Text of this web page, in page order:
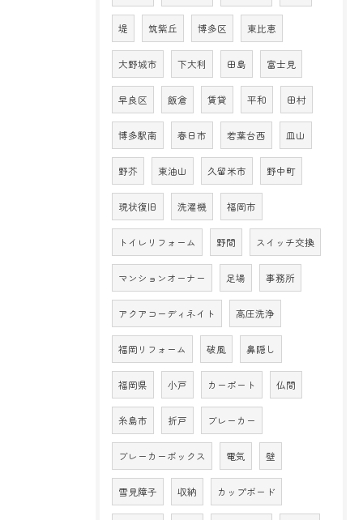
堤 筑紫丘 博多区 東比恵
大野城市 下大利 田島 富士見
早良区 飯倉 賃貸 平和 田村
博多駅南 春日市 若葉台西 皿山
野芥 東油山 久留米市 野中町
現状復旧 洗濯機 福岡市
トイレリフォーム 野間 スイッチ交換
マンションオーナー 足場 事務所
アクアコーディネイト 高圧洗浄
福岡リフォーム 破風 鼻隠し
福岡県 小戸 カーポート 仏間
糸島市 折戸 ブレーカー
ブレーカーボックス 電気 壁
雪見障子 収納 カップボード